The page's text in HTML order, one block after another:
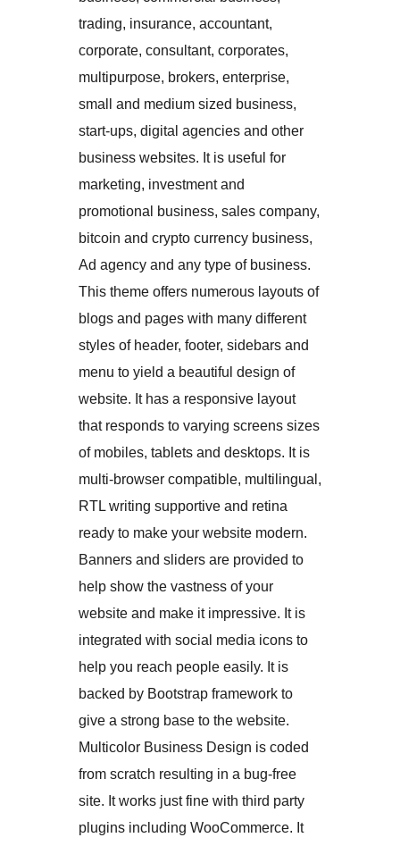
trading, insurance, accountant,
corporate, consultant, corporates,
multipurpose, brokers, enterprise,
small and medium sized business,
start-ups, digital agencies and other
business websites. It is useful for
marketing, investment and
promotional business, sales company,
bitcoin and crypto currency business,
Ad agency and any type of business.
This theme offers numerous layouts of
blogs and pages with many different
styles of header, footer, sidebars and
menu to yield a beautiful design of
website. It has a responsive layout
that responds to varying screens sizes
of mobiles, tablets and desktops. It is
multi-browser compatible, multilingual,
RTL writing supportive and retina
ready to make your website modern.
Banners and sliders are provided to
help show the vastness of your
website and make it impressive. It is
integrated with social media icons to
help you reach people easily. It is
backed by Bootstrap framework to
give a strong base to the website.
Multicolor Business Design is coded
from scratch resulting in a bug-free
site. It works just fine with third party
plugins including WooCommerce. It